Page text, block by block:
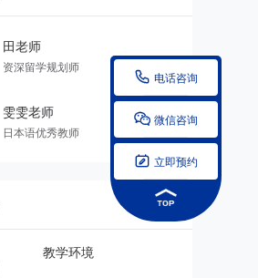
 电话咨询
 微信咨询
 立即预约
田老师
资深留学规划师
雯雯老师
日本语优秀教师
教学环境